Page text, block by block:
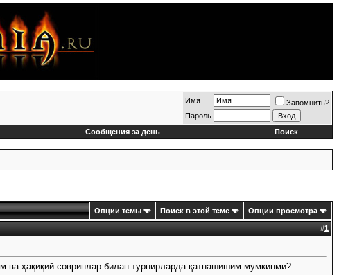
Имя
Запомнить?
Пароль
Сообщения за день Поиск
Опции темы Поиск в этой теме Опции просмотра
#1
ва ҳақиқий совринлар билан турнирларда қатнашишим мумкинми?